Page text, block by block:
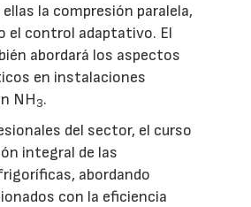
la compresión paralela,
el control adaptativo. El
abordará los aspectos
en instalaciones
NH3.
del sector, el curso
integral de las
abordando
con la eficiencia